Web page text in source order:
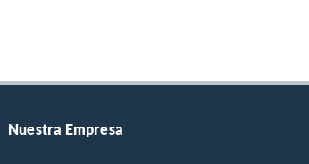
Nuestra Empresa